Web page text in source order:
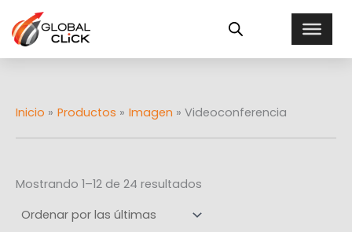
contenido
s
t
o
Inicio Productos Imagen Videoconferencia
Mostrando 1–12 de 24 resultados
recientes